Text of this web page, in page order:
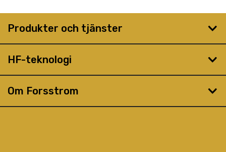
Produkter och tjänster
HF-teknologi
Om Forsstrom